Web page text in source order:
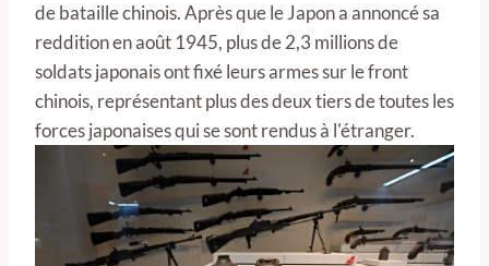
de bataille chinois. Après que le Japon a annoncé sa
reddition en août 1945, plus de 2,3 millions de
soldats japonais ont fixé leurs armes sur le front
chinois, représentant plus des deux tiers de toutes les
forces japonaises qui se sont rendus à l'étranger.